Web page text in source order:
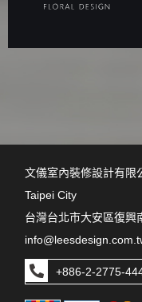
文儀室內裝修設計有限
Taipei City
台灣台北市大安區復興
+886-2-2775-